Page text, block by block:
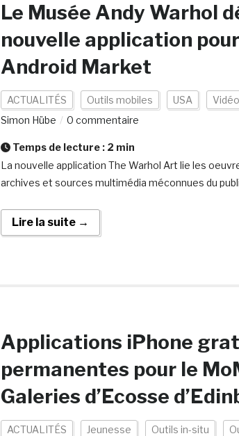
Le Musée Andy Warhol
nouvelle application
Android Market
ACTUALITÉS Outils mobiles USA Vidéo
Simon Hübe
0 commentaire
Temps de lecture : 2 min
La nouvelle application The Warhol Art lie les
archives et sources multimédia méconnues du
Lire la suite →
Applications iPhone
permanentes pour le
Galeries d’Ecosse
ACTUALITÉS Jeunesse Outils in-situ